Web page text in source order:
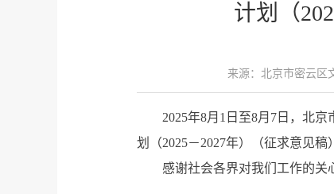
计划（
来源：北京市密云区
2025年8月1日至8月7日，北
划（2025－2027年）（征求意见
感谢社会各界对我们工作的关